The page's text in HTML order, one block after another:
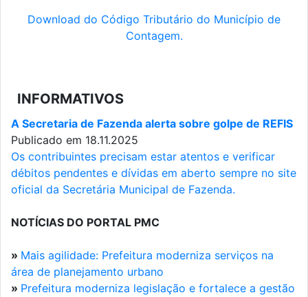
Download do Código Tributário do Município de
Contagem.
INFORMATIVOS
A Secretaria de Fazenda alerta sobre golpe de REFIS
Publicado em 18.11.2025
Os contribuintes precisam estar atentos e verificar
débitos pendentes e dívidas em aberto sempre no site
oficial da Secretária Municipal de Fazenda.
NOTÍCIAS DO PORTAL PMC
» Mais agilidade: Prefeitura moderniza serviços na
área de planejamento urbano
» Prefeitura moderniza legislação e fortalece a gestão